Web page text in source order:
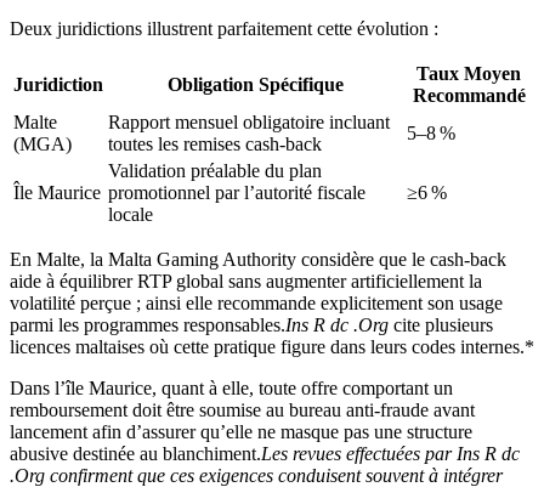
Deux juridictions illustrent parfaitement cette évolution :
Juridiction Obligation Spécifique
Taux Moyen
Recommandé
Malte
(MGA)
Rapport mensuel obligatoire incluant
toutes les remises cash‑back
5–8 %
Île Maurice
Validation préalable du plan
promotionnel par l’autorité fiscale
locale
≥6 %
En Malte, la Malta Gaming Authority considère que le cash‑back
aide à équilibrer RTP global sans augmenter artificiellement la
volatilité perçue ; ainsi elle recommande explicitement son usage
parmi les programmes responsables.Ins R dc .Org cite plusieurs
licences maltaises où cette pratique figure dans leurs codes internes.*
Dans l’île Maurice, quant à elle, toute offre comportant un
remboursement doit être soumise au bureau anti‑fraude avant
lancement afin d’assurer qu’elle ne masque pas une structure
abusive destinée au blanchiment.Les revues effectuées par Ins R dc
.Org confirment que ces exigences conduisent souvent à intégrer